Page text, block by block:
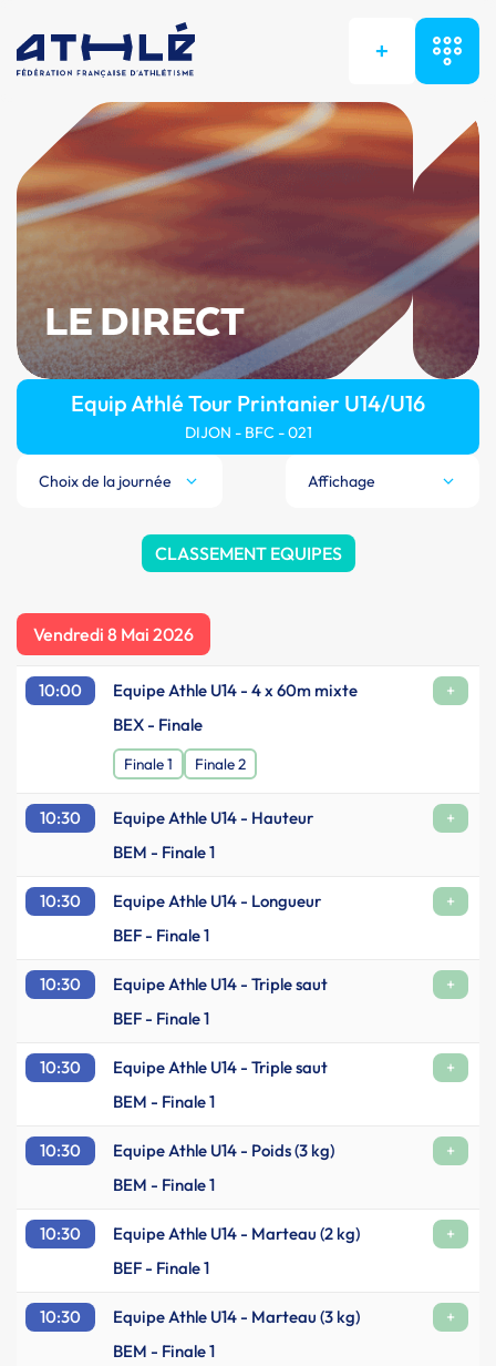
+
LE DIRECT
Equip Athlé Tour Printanier U14/U16
DIJON - BFC - 021
Choix de la journée Affichage
CLASSEMENT EQUIPES
Vendredi 8 Mai 2026
10:00 Equipe Athle U14 - 4 x 60m mixte
+
BEX - Finale
Finale 1 Finale 2
10:30 Equipe Athle U14 - Hauteur
+
BEM - Finale 1
10:30 Equipe Athle U14 - Longueur
+
BEF - Finale 1
10:30 Equipe Athle U14 - Triple saut
+
BEF - Finale 1
10:30 Equipe Athle U14 - Triple saut
+
BEM - Finale 1
10:30 Equipe Athle U14 - Poids (3 kg)
+
BEM - Finale 1
10:30 Equipe Athle U14 - Marteau (2 kg)
+
BEF - Finale 1
10:30 Equipe Athle U14 - Marteau (3 kg)
+
BEM - Finale 1